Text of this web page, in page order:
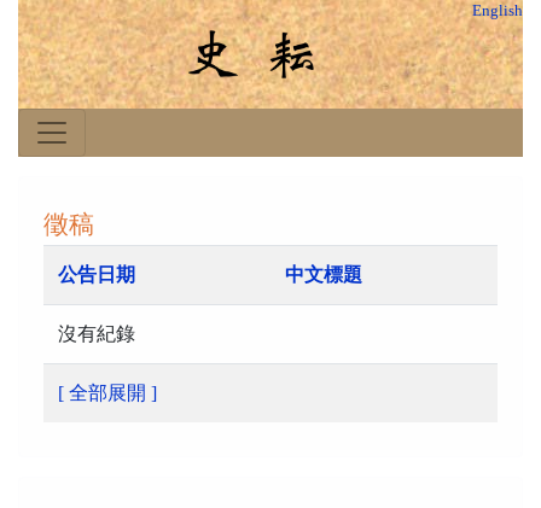
English
徵稿
公告日期 中文標題
沒有紀錄
[ 全部展開 ]